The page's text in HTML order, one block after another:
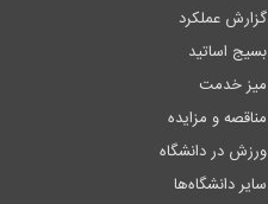
گزارش عملکرد
بسیج اساتید
میز خدمت
مناقصه و مزایده
ورزش در دانشگاه
سایر دانشگاه‌ها